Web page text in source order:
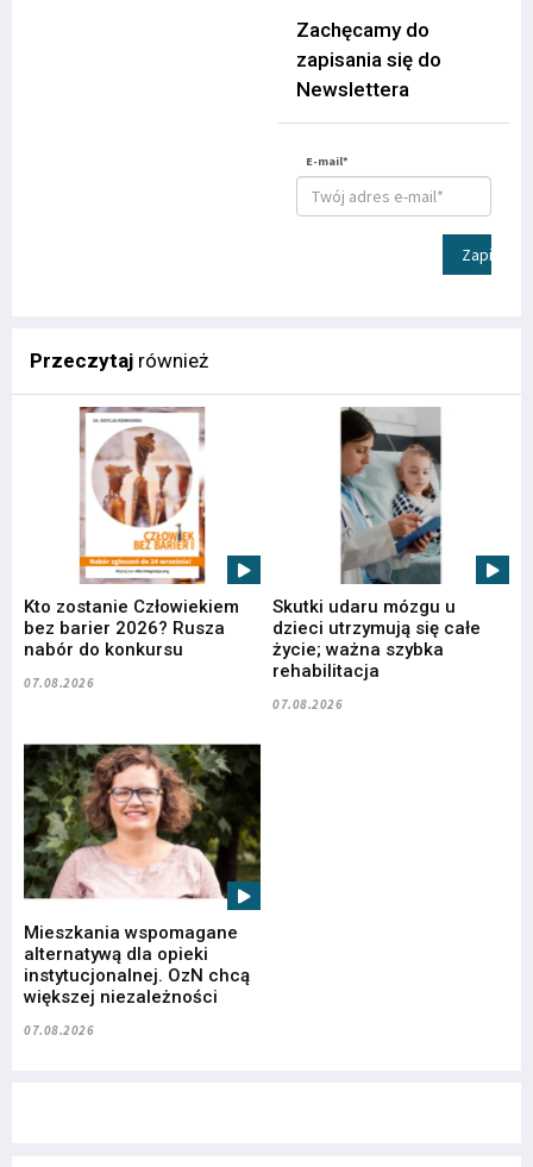
Zachęcamy do
zapisania się do
Newslettera
E-mail*
Zapisz
Przeczytaj również
Kto zostanie Człowiekiem
bez barier 2026? Rusza
nabór do konkursu
07.08.2026
Skutki udaru mózgu u
dzieci utrzymują się całe
życie; ważna szybka
rehabilitacja
07.08.2026
Mieszkania wspomagane
alternatywą dla opieki
instytucjonalnej. OzN chcą
większej niezależności
07.08.2026